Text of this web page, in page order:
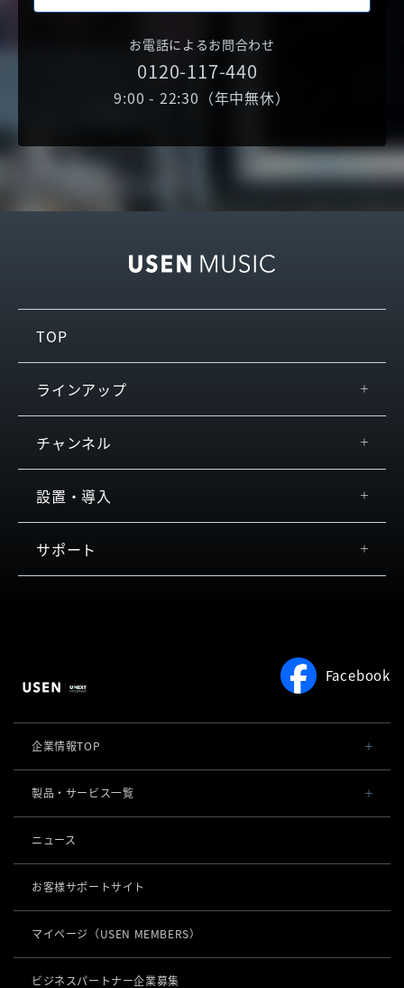
お電話によるお問合わせ
0120-117-440
9:00 - 22:30（年中無休）
TOP
ラインアップ
by JOYSOUND
USEN MUSIC
USEN MUSIC PRX／Enterprise
チャンネル
店内放送
設置・導入
サポート
サービスをご利用中の方
Facebook
企業情報TOP
会社概要・役員一覧
社長メッセージ
事業所一覧
店舗DX
製品・サービス一覧
POSレジ 他
USENセルフレジ
USENレジTAB STORE
オーダーシステム
USEN ハンディ
キャッシュレス決済
USEN PAY
ロボティクス
導入事例
ニュース
お客様サポートサイト
マイページ （USEN MEMBERS）
ビジネスパートナー企業募集